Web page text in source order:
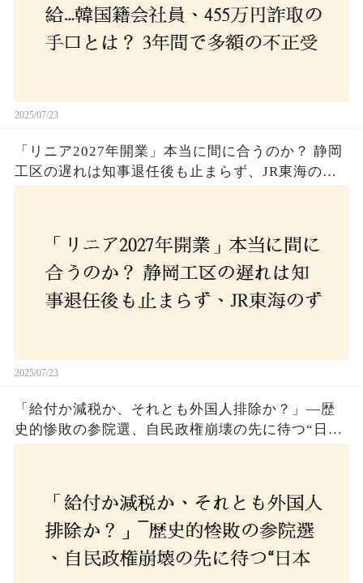
2025/07/23
「リニア2027年開業」本当に間に合うのか？ 静岡
工区の遅れは知事退任後も止まらず、JR東海のず
2025/07/23
「給付か減税か、それとも外国人排除か？」―歴
史的惨敗の参院選、自民政権崩壊の先に待つ“日本